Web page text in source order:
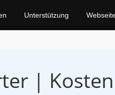
Unterstützung
|